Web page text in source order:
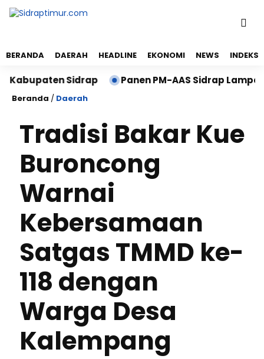
BERANDA DAERAH HEADLINE EKONOMI NEWS INDEKS
Sidrap Panen PM-AAS Sidrap Lampaui
Beranda / Daerah
Tradisi Bakar Kue
Buroncong
Warnai
Kebersamaan
Satgas TMMD ke-
118 dengan
Warga Desa
Kalempang